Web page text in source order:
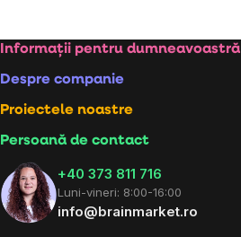
Subsol
Informații pentru dumneavoastră
Despre companie
Proiectele noastre
Persoană de contact
+40 373 811 716
Luni-vineri: 8:00-16:00
info@brainmarket.ro